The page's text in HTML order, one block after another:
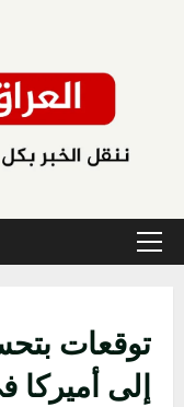
القائمة
توقعات
إلى أميركا